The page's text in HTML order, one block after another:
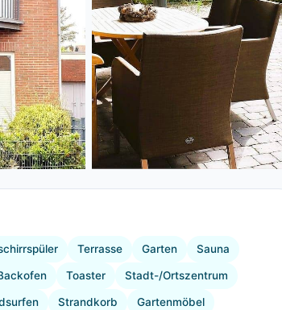
Terrasse Garten Sauna
Toaster Stadt-/Ortszentrum
Strandkorb Gartenmöbel